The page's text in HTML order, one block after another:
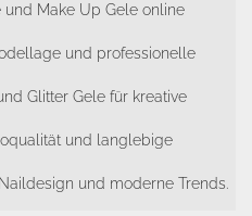
Make Up Gele online
und professionelle
Glitter Gele für kreative
und langlebige
und moderne Trends.